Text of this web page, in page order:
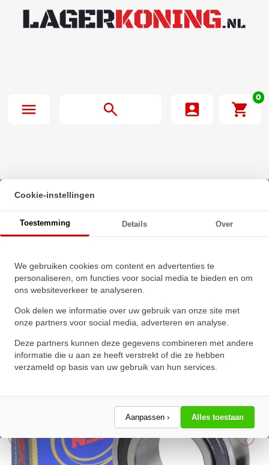
0
Beginpagina· NSK Insert Lager UK315 D1 (65mm)
Cookie-instellingen
Toestemming Details Over
We gebruiken cookies om content en advertenties te
personaliseren, om functies voor social media te bieden en om
ons websiteverkeer te analyseren.
Ook delen we informatie over uw gebruik van onze site met
onze partners voor social media, adverteren en analyse.
Deze partners kunnen deze gegevens combineren met andere
informatie die u aan ze heeft verstrekt of die ze hebben
verzameld op basis van uw gebruik van hun services.
Aanpassen › Alles toestaan
(65mm)
★★★★
★★★★
Schrijf een review!